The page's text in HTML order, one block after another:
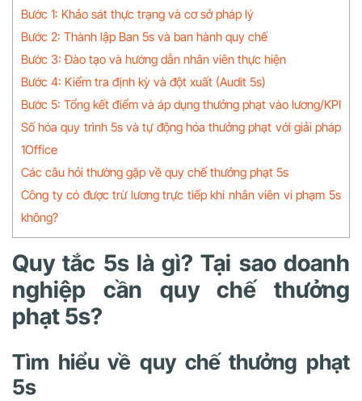
Bước 1: Khảo sát thực trạng và cơ sở pháp lý
Bước 2: Thành lập Ban 5s và ban hành quy chế
Bước 3: Đào tạo và hướng dẫn nhân viên thực hiện
Bước 4: Kiểm tra định kỳ và đột xuất (Audit 5s)
Bước 5: Tổng kết điểm và áp dụng thưởng phạt vào lương/KPI
Số hóa quy trình 5s và tự động hóa thưởng phạt với giải pháp
1Office
Các câu hỏi thường gặp về quy chế thưởng phạt 5s
Công ty có được trừ lương trực tiếp khi nhân viên vi phạm 5s
không?
Quy tắc 5s là gì? Tại sao doanh
nghiệp cần quy chế thưởng
phạt 5s?
Tìm hiểu về quy chế thưởng phạt
5s